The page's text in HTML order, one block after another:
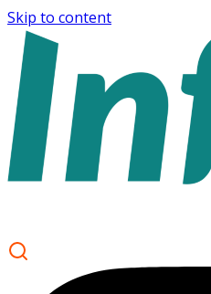
Skip to content